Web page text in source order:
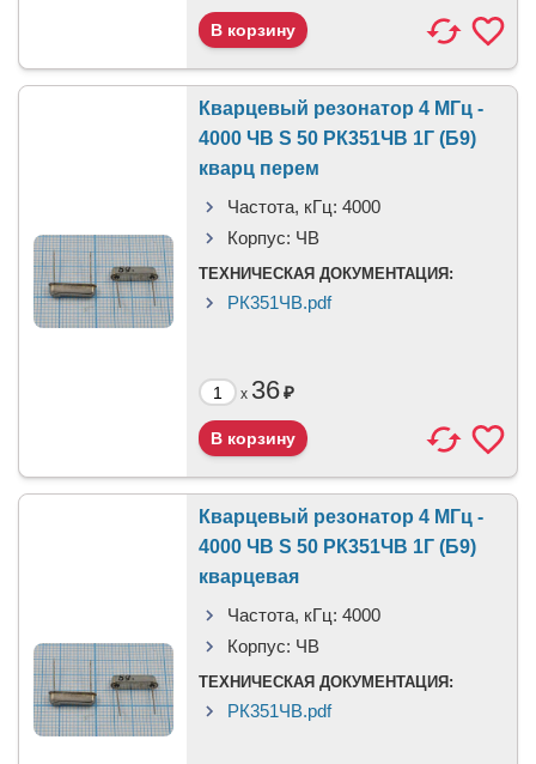
Кварцевый резонатор 4 МГц -
4000 ЧВ S 50 РК351ЧВ 1Г (Б9)
кварц перем
Частота, кГц: 4000
Корпус: ЧВ
ТЕХНИЧЕСКАЯ ДОКУМЕНТАЦИЯ:
РК351ЧВ.pdf
x 36₽
Кварцевый резонатор 4 МГц -
4000 ЧВ S 50 РК351ЧВ 1Г (Б9)
кварцевая
Частота, кГц: 4000
Корпус: ЧВ
ТЕХНИЧЕСКАЯ ДОКУМЕНТАЦИЯ:
РК351ЧВ.pdf